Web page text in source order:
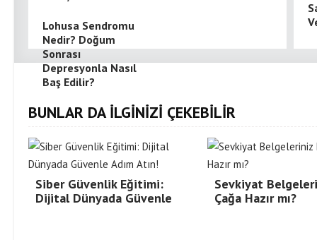
Lohusa Sendromu
Nedir? Doğum
Sonrası
Depresyonla Nasıl
Baş Edilir?
BUNLAR DA İLGİNİZİ ÇEKEBİLİR
Siber Güvenlik Eğitimi:
Dijital Dünyada Güvenle
Sevkiyat
Çağa Hazır mı?